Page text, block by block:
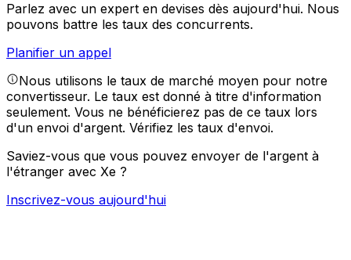
Parlez avec un expert en devises dès aujourd'hui. Nous
pouvons battre les taux des concurrents.
Planifier un appel
Nous utilisons le taux de marché moyen pour notre
convertisseur. Le taux est donné à titre d'information
seulement. Vous ne bénéficierez pas de ce taux lors
d'un envoi d'argent. Vérifiez les taux d'envoi.
Saviez-vous que vous pouvez envoyer de l'argent à
l'étranger avec Xe ?
Inscrivez-vous aujourd'hui